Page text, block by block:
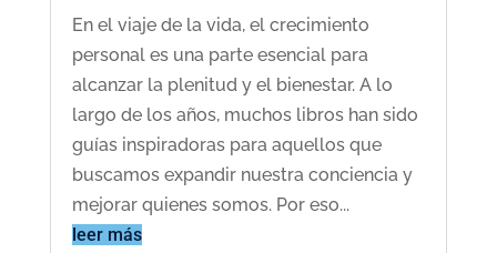
En el viaje de la vida, el crecimiento
personal es una parte esencial para
alcanzar la plenitud y el bienestar. A lo
largo de los años, muchos libros han sido
guías inspiradoras para aquellos que
buscamos expandir nuestra conciencia y
mejorar quienes somos. Por eso...
leer más